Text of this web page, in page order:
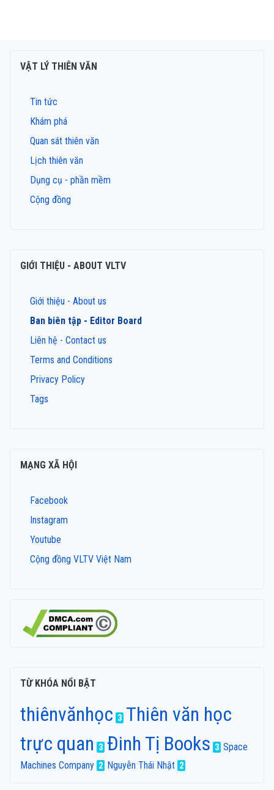
VẬT LÝ THIÊN VĂN
Tin tức
Khám phá
Quan sát thiên văn
Lịch thiên văn
Dụng cụ - phần mềm
Cộng đồng
GIỚI THIỆU - ABOUT VLTV
Giới thiệu - About us
Ban biên tập - Editor Board
Liên hệ - Contact us
Terms and Conditions
Privacy Policy
Tags
MẠNG XÃ HỘI
Facebook
Instagram
Youtube
Cộng đồng VLTV Việt Nam
TỪ KHÓA NỔI BẬT
thiênvănhọc 3 Thiên văn học
trực quan
3 Đinh Tị Books 3 Space
Machines Company 2 Nguyễn Thái Nhật 2